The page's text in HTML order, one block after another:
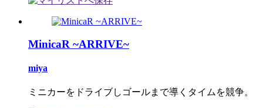
MinicaR ~ARRIVE~
miya
ミニカーをドライブしゴールまで導くタイムを競争。